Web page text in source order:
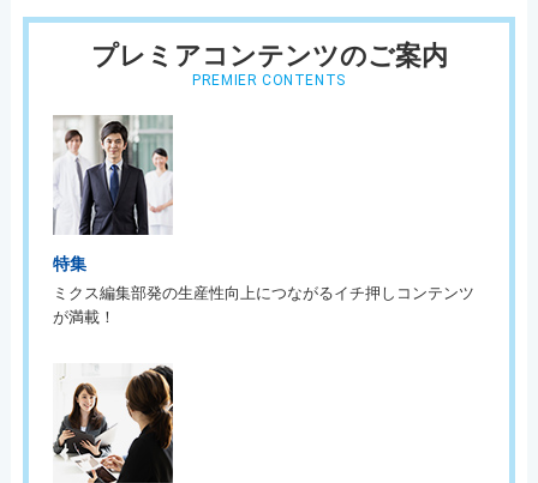
プレミアコンテンツのご案内
PREMIER CONTENTS
特集
ミクス編集部発の生産性向上につながるイチ押しコンテンツ
が満載！